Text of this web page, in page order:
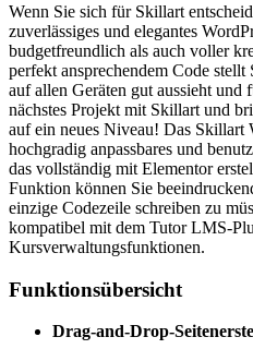
Wenn Sie sich für Skillart
zuverlässiges und elegantes
budgetfreundlich als auch voller
perfekt ansprechendem Code
auf allen Geräten gut aussieht und
nächstes Projekt mit Skillart und
auf ein neues Niveau! Das Skillart
hochgradig anpassbares und
das vollständig mit Elementor
Funktion können Sie
einzige Codezeile schreiben zu
kompatibel mit dem Tutor LMS-
Kursverwaltungsfunktionen.
Funktionsübersicht
Drag-and-Drop-